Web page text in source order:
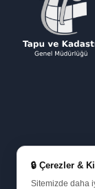
🔒 Çerezler &
Sitemizde daha